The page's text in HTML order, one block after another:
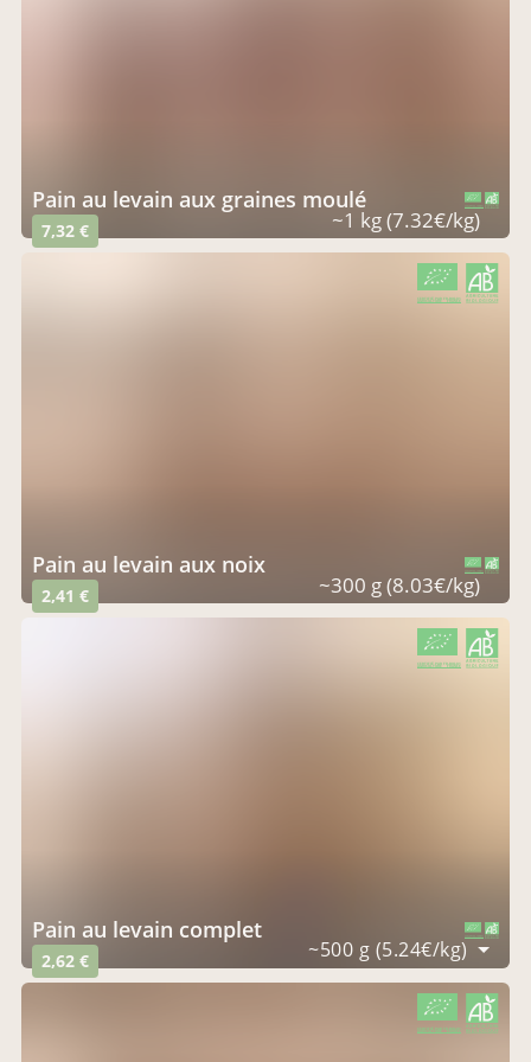
Pain au levain aux graines moulé
7,32 € ~1 kg (7.32€/kg)
Pain au levain aux noix
2,41 € ~300 g (8.03€/kg)
CERTIFIÉ PAR FR-BIO-01
AGRICULTURE FRANCE
Pain au levain complet
2,62 € ~500 g (5.24€/kg)
CERTIFIÉ PAR FR-BIO-01
AGRICULTURE FRANCE
CERTIFIÉ PAR FR-BIO-01
AGRICULTURE FRANCE